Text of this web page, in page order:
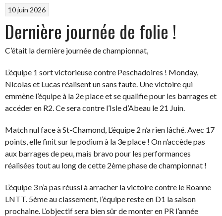
10 juin 2026
Dernière journée de folie !
C’était la dernière journée de championnat,
L’équipe 1 sort victorieuse contre Peschadoires ! Monday,
Nicolas et Lucas réalisent un sans faute. Une victoire qui
emmène l’équipe à la 2e place et se qualifie pour les barrages et
accéder en R2. Ce sera contre l’Isle d’Abeau le 21 Juin.
Match nul face à St-Chamond, L’équipe 2 n’a rien lâché. Avec 17
points, elle finit sur le podium à la 3e place ! On n’accède pas
aux barrages de peu, mais bravo pour les performances
réalisées tout au long de cette 2ème phase de championnat !
L’équipe 3 n’a pas réussi à arracher la victoire contre le Roanne
LNTT. 5ème au classement, l’équipe reste en D1 la saison
prochaine. L’objectif sera bien sûr de monter en PR l’année